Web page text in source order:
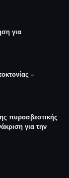
για
–
πυροσβεστικής
για την